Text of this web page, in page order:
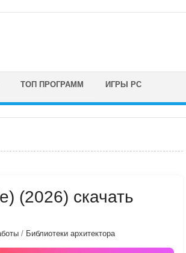
ТОП ПРОГРАММ ИГРЫ PC
(2026) скачать
/ Библиотеки архитектора